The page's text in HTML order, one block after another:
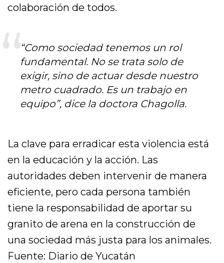
colaboración de todos.
“Como sociedad tenemos un rol
fundamental. No se trata solo de
exigir, sino de actuar desde nuestro
metro cuadrado. Es un trabajo en
equipo”, dice la doctora Chagolla.
La clave para erradicar esta violencia está
en la educación y la acción. Las
autoridades deben intervenir de manera
eficiente, pero cada persona también
tiene la responsabilidad de aportar su
granito de arena en la construcción de
una sociedad más justa para los animales.
Fuente: Diario de Yucatán